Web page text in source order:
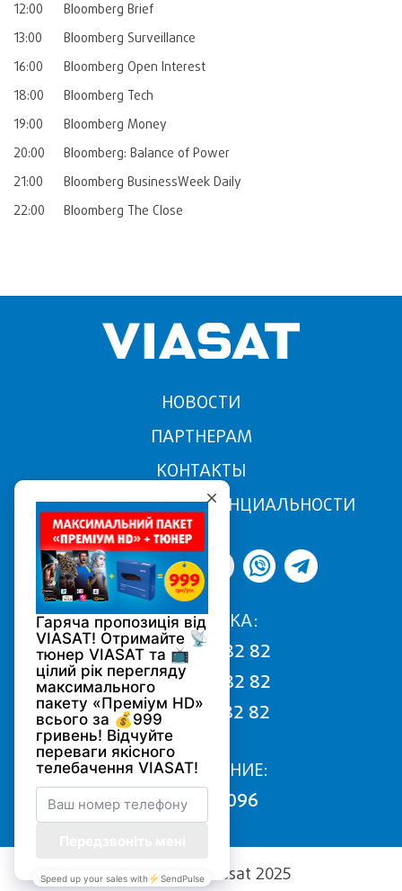
12:00
Bloomberg Brief
13:00
Bloomberg Surveillance
16:00
Bloomberg Open Interest
18:00
Bloomberg Tech
19:00
Bloomberg Money
20:00
Bloomberg: Balance of Power
21:00
Bloomberg BusinessWeek Daily
22:00
Bloomberg The Close
НОВОСТИ
ПАРТНЕРАМ
КОНТАКТЫ
ПОЛИТИКА КОНФИДЕНЦИАЛЬНОСТИ
ПОДДЕРЖКА:
068 170 82 82
050 170 82 82
093 170 82 82
ПОДКЛЮЧЕНИЕ:
0800 502 096
Copyright (c) Viasat 2025